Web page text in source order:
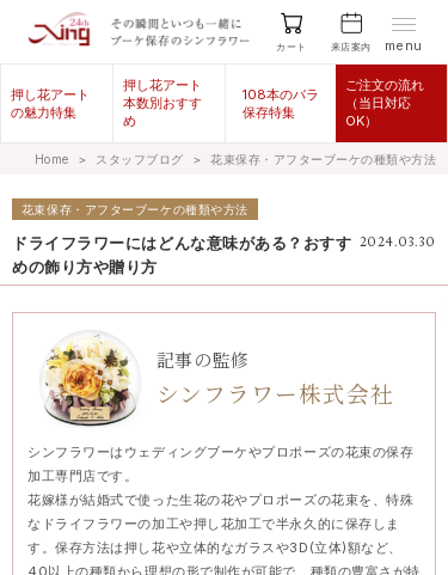
カート 来店案内 menu
押し花アート
の魅力特集
押し花アート
本数別おすす
め
108本のバラ
保存特集
ご注文の流れ
（当日対応
OK）
Home ＞ スタッフブログ ＞ 花束保存・アフターブーケの種類や方法
花束保存・アフターブーケの種類や方法
2024.03.30
ドライフラワーにはどんな意味がある？おすす
めの飾り方や贈り方
記事の監修
シンフラワー株式会社
シンフラワーはウェディングブーケやプロポーズの花束の保存
加工専門店です。
花嫁様が結婚式で使った生花の花やプロポーズの花束を、特殊
なドライフラワーの加工や押し花加工で半永久的に保存しま
す。保存方法は押し花や立体的なガラスや3D(立体)額など、
40以上の種類から理想の形で制作が可能で、種類の豊富さが特